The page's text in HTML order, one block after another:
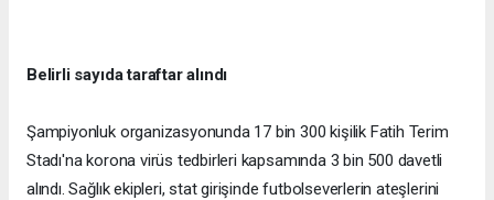
Belirli sayıda taraftar alındı
Şampiyonluk organizasyonunda 17 bin 300 kişilik Fatih Terim
Stadı'na korona virüs tedbirleri kapsamında 3 bin 500 davetli
alındı. Sağlık ekipleri, stat girişinde futbolseverlerin ateşlerini